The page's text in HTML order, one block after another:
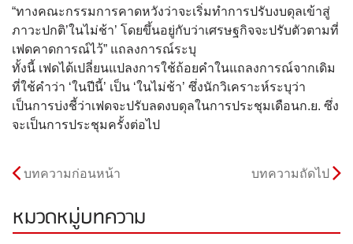
“ทางคณะกรรมการคาดหวังว่าจะเริ่มทำการปรับงบดุลเข้าสู่
ภาวะปกติ’ในไม่ช้า’ โดยขึ้นอยู่กับว่าเศรษฐกิจจะปรับตัวตามที่
เฟดคาดการณ์ไว้” แถลงการณ์ระบุ
ทั้งนี้ เฟดได้เปลี่ยนแปลงการใช้ถ้อยคำในแถลงการณ์จากเดิม
ที่ใช้คำว่า ‘ในปีนี้’ เป็น ‘ในไม่ช้า’ ซึ่งนักวิเคราะห์ระบุว่า
เป็นการบ่งชี้ว่าเฟดจะปรับลดงบดุลในการประชุมเดือนก.ย. ซึ่ง
จะเป็นการประชุมครั้งต่อไป
บทความก่อนหน้า บทความถัดไป
หมวดหมู่บทความ